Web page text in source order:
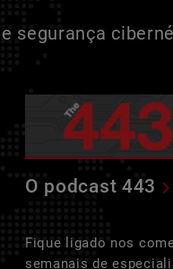
segurança
O podcast 443
Fique ligado nos
semanais de